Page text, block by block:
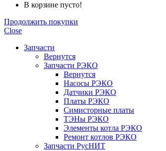
В корзине пусто!
Продолжить покупки
Close
Запчасти
Вернутся
Запчасти РЭКО
Вернутся
Насосы РЭКО
Датчики РЭКО
Платы РЭКО
Симисторные платы
ТЭНы РЭКО
Элементы котла РЭКО
Ремонт котлов РЭКО
Запчасти РусНИТ